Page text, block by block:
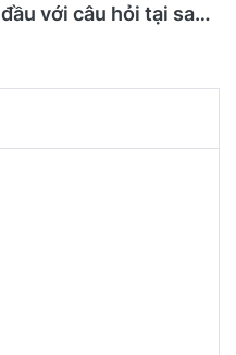
đầu với câu hỏi tại sao)